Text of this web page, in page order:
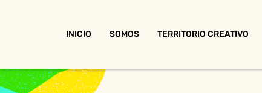
INICIO SOMOS TERRITORIO CREATIVO